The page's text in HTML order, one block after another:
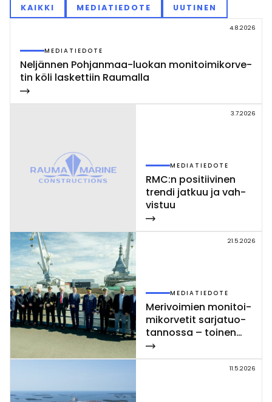
KAIKKI MEDIATIEDOTE UUTINEN
4.8.2026
MEDIATIEDOTE
Nel­jän­nen Poh­jan­maa-luo­kan mo­ni­toi­mi­kor­ve­
tin kö­li las­ket­tiin Rau­mal­la
3.7.2026
MEDIATIEDOTE
RMC:n po­si­tii­vi­nen
tren­di jat­kuu ja vah­
vis­tuu
21.5.2026
MEDIATIEDOTE
Me­ri­voi­mien mo­ni­toi­
mi­kor­ve­tit sar­ja­tuo­
tan­nos­sa – toi­nen
Poh­jan­maa-luo­kan
kor­vet­ti las­ket­tiin ve­
11.5.2026